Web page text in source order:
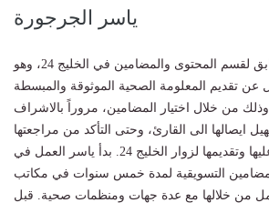
ياسر الجرجورة
عمل ياسر كمدير سابق لقسم المحتوى والمضامين في الخليج 24، وهو
عن تقديم المعلومة الصحية الموثوقة والمبسطة
لمتصفحي الخليج 24. وذلك من خلال اختيار المضامين، مروراً بالاشراف
ايصالها الى القارئ، وحتى التأكد من مراجعتها
والمصادقة الطبية عليها وتقديمها لزوار الخليج 24. بدأ ياسر العمل في
التسويقية لمدة خمس سنوات في مكاتب
عمل من خلالها مع عدة جهات ومنظمات صحية. قبل